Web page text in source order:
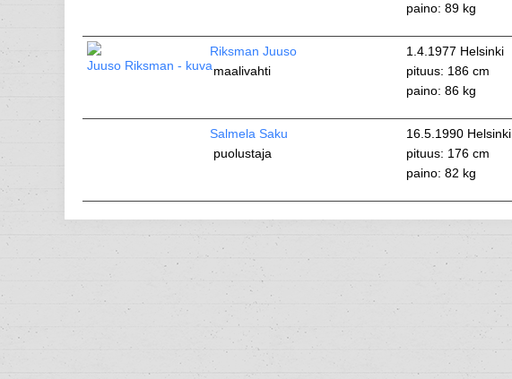
paino: 89 kg
Riksman Juuso
maalivahti
1.4.1977 Helsinki
pituus: 186 cm
paino: 86 kg
Salmela Saku
puolustaja
16.5.1990 Helsinki
pituus: 176 cm
paino: 82 kg